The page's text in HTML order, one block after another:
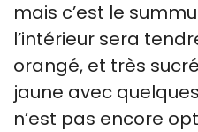
mais c’est le
l’intérieur sera
orangé, et très
jaune avec
n’est pas encore